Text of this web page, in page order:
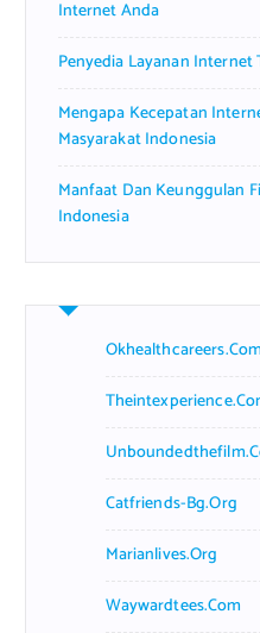
Internet Anda
Penyedia Layanan
Mengapa Kecepatan
Masyarakat Indonesia
Manfaat Dan Keunggulan
Indonesia
Okhealthcareers.com
Catfriends-Bg.org
Marianlives.org
Waywardtees.com